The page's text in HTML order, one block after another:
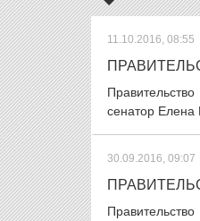
11.10.2016, 08:55
сенатор Елена
30.09.2016, 09:07